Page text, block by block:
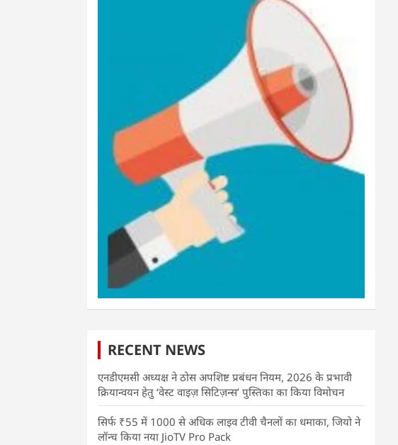
RECENT NEWS
एनडीएमसी अध्यक्ष ने ठोस अपशिष्ट प्रबंधन नियम, 2026 के प्रभावी
क्रियान्वयन हेतु ‘वेस्ट वाइज़ सिटिज़न्स’ पुस्तिका का किया विमोचन
सिर्फ ₹55 में 1000 से अधिक लाइव टीवी चैनलों का धमाका, जियो ने
लॉन्च किया नया JioTV Pro Pack